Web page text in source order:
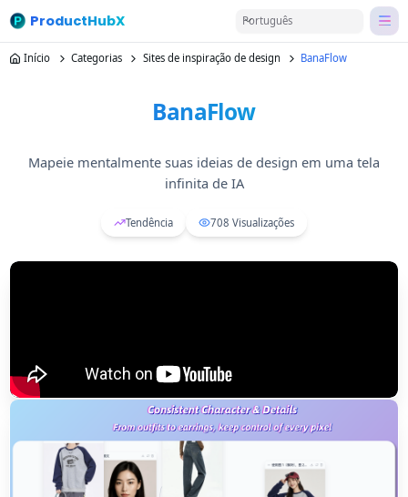
ProductHubX Português
Início Categorias Sites de inspiração de design BanaFlow
BanaFlow
Mapeie mentalmente suas ideias de design em uma tela
infinita de IA
Tendência 708 Visualizações